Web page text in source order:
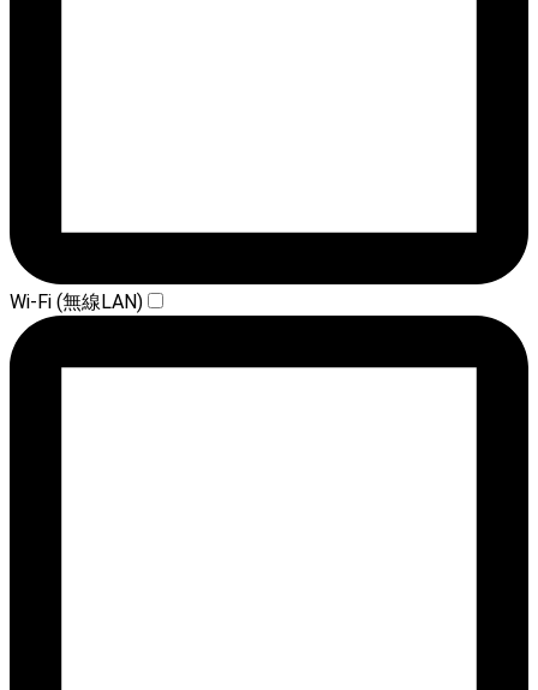
Wi-Fi (無線LAN)